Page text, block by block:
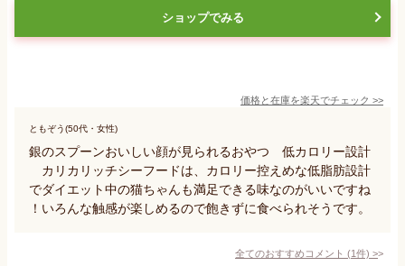
ショップでみる
価格と在庫を楽天でチェック >>
ともぞう(50代・女性)
銀のスプーンおいしい顔が見られるおやつ 低カロリー設計
カリカリッチシーフードは、カロリー控えめな低脂肪設計
でダイエット中の猫ちゃんも満足できる味なのがいいですね
！いろんな触感が楽しめるので飽きずに食べられそうです。
全てのおすすめコメント (1件) >